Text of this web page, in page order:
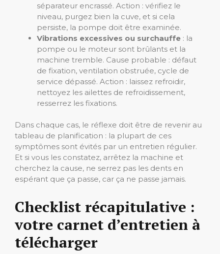
séparateur encrassé. Action : vérifiez le
niveau, purgez bien la cuve, et si cela
persiste, la pompe doit être examinée.
Vibrations excessives ou surchauffe : la
pompe ou le moteur sont brûlants et la
machine tremble. Cause probable : défaut
de fixation, ventilation obstruée, cycle de
service dépassé. Action : laissez refroidir,
nettoyez les ailettes de refroidissement,
resserrez les fixations.
Dans chaque cas, le réflexe doit être de revenir au
tableau de planification : la plupart de ces
symptômes sont évités par un entretien régulier.
Et si vous les constatez, arrêtez la machine et
cherchez la cause, ne serrez pas les dents en
espérant que ça passe, car ça ne passe jamais.
Checklist récapitulative :
votre carnet d’entretien à
télécharger